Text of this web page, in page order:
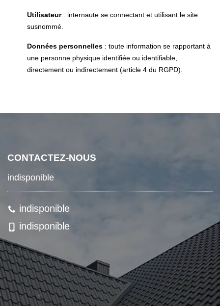
Utilisateur: internaute se connectant et utilisant le site
susnommé.
Données personnelles : toute information se rapportant à
une personne physique identifiée ou identifiable,
directement ou indirectement (article 4 du RGPD).
CONTACTEZ-NOUS
indisponible
indisponible
indisponible